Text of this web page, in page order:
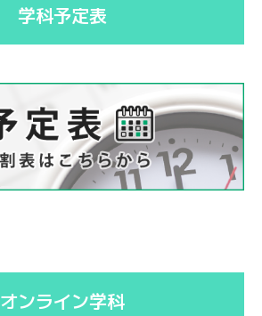
学科予定表
オンライン学科